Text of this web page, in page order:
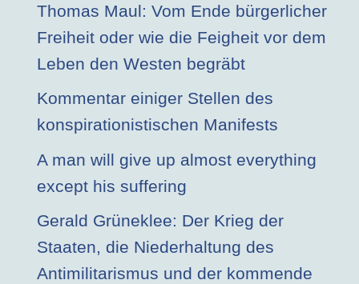
Thomas Maul: Vom Ende bürgerlicher
Freiheit oder wie die Feigheit vor dem
Leben den Westen begräbt
Kommentar einiger Stellen des
konspirationistischen Manifests
A man will give up almost everything
except his suffering
Gerald Grüneklee: Der Krieg der
Staaten, die Niederhaltung des
Antimilitarismus und der kommende